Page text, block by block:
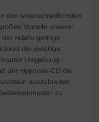
den unterschiedlichsten
Vorteile unserer
der relativ geringe
die jeweilige
Umgebung -
der Hypnose-CD die
auszubreiten
zu